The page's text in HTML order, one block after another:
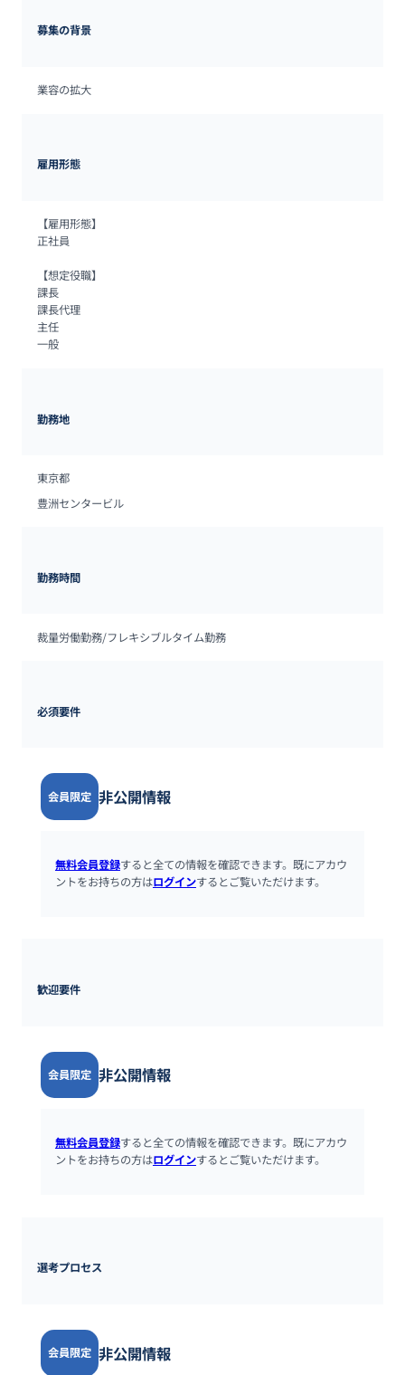
募集の背景
業容の拡大
雇用形態
【雇用形態】
正社員
【想定役職】
課長
課長代理
主任
一般
勤務地
東京都
豊洲センタービル
勤務時間
裁量労働勤務/フレキシブルタイム勤務
必須要件
会員限定 非公開情報
無料会員登録すると全ての情報を確認できます。既にアカウ
ントをお持ちの方はログインするとご覧いただけます。
歓迎要件
会員限定 非公開情報
無料会員登録すると全ての情報を確認できます。既にアカウ
ントをお持ちの方はログインするとご覧いただけます。
選考プロセス
会員限定 非公開情報